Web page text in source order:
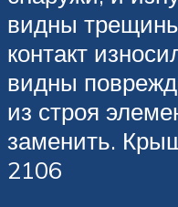
видны
контакт
видны
из строя
заменить.
2106